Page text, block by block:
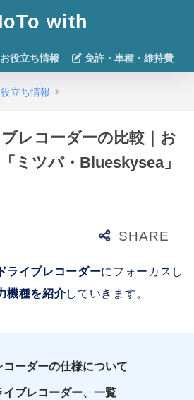
with
お役立ち情報 免許・車種・維持費
立ち情報
レコーダーの比較｜お
ミツバ・Blueskysea」
ライブレコーダーにフォーカスし
機種を紹介していきます。
ーダーの仕様について
イブレコーダー、一覧